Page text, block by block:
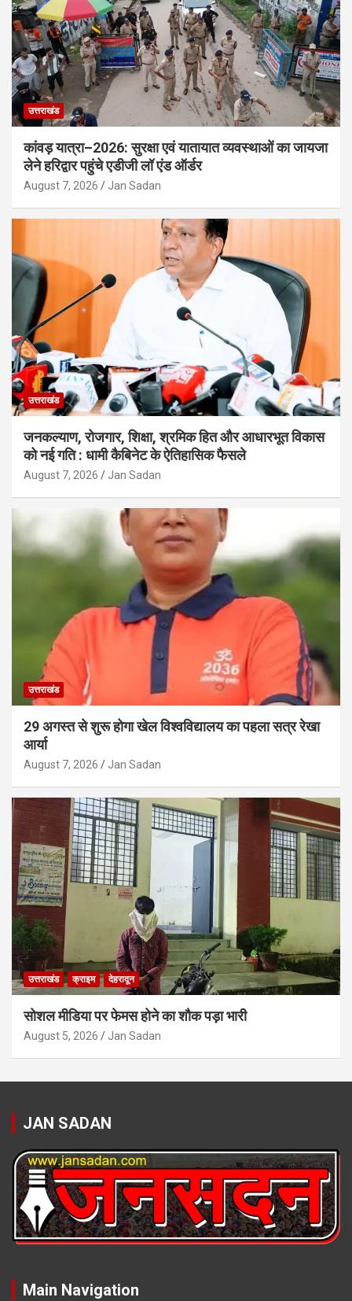
उत्तराखंड
कांवड़ यात्रा–2026: सुरक्षा एवं यातायात व्यवस्थाओं का जायजा
लेने हरिद्वार पहुंचे एडीजी लॉ एंड ऑर्डर
August 7, 2026 Jan Sadan
उत्तराखंड
जनकल्याण, रोजगार, शिक्षा, श्रमिक हित और आधारभूत विकास
को नई गति : धामी कैबिनेट के ऐतिहासिक फैसले
August 7, 2026 Jan Sadan
उत्तराखंड
29 अगस्त से शुरू होगा खेल विश्वविद्यालय का पहला सत्र रेखा
आर्या
August 7, 2026 Jan Sadan
उत्तराखंड क्राइम देहरादून
सोशल मीडिया पर फेमस होने का शौक पड़ा भारी
August 5, 2026 Jan Sadan
JAN SADAN
Main Navigation